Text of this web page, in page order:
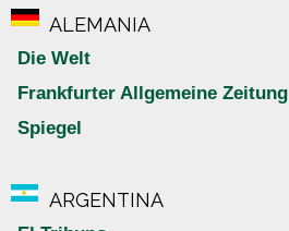
ALEMANIA
Die Welt
Frankfurter Allgemeine Zeitung
Spiegel
ARGENTINA